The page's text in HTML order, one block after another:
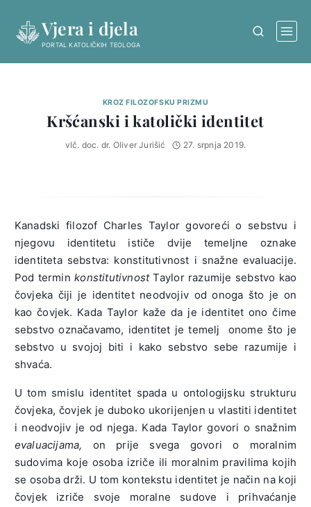
content
Vjera i djela
PORTAL KATOLIČKIH TEOLOGA
KROZ FILOZOFSKU PRIZMU
Kršćanski i katolički identitet
vlč. doc. dr. Oliver Jurišić 27. srpnja 2019.
Kanadski filozof Charles Taylor govoreći o sebstvu i
njegovu identitetu ističe dvije temeljne oznake
identiteta sebstva: konstitutivnost i snažne evaluacije.
Pod terminkonstitutivnostTaylor razumije sebstvo kao
čovjeka čiji je identitet neodvojiv od onoga što je on
kao čovjek. Kada Taylor kaže da je identitet ono čime
sebstvo označavamo, identitet je temelj onome što je
sebstvo u svojoj biti i kako sebstvo sebe razumije i
shvaća.
U tom smislu identitet spada u ontologijsku strukturu
čovjeka, čovjek je duboko ukorijenjen u vlastiti identitet
i neodvojiv je od njega. Kada Taylor govori o snažnim
evaluacijama, on prije svega govori o moralnim
sudovima koje osoba izriče ili moralnim pravilima kojih
se osoba drži. U tom kontekstu identitet je način na koji
čovjek izriče svoje moralne sudove i prihvaćanje